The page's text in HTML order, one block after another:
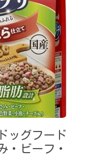
ッグフード
・ビーフ・